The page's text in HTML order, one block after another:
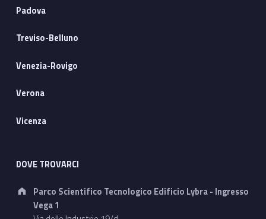
Padova
Treviso-Belluno
Venezia-Rovigo
Verona
Vicenza
DOVE TROVARCI
Address:
Parco Scientifico Tecnologico Edificio Lybra - Ingresso
Vega 1